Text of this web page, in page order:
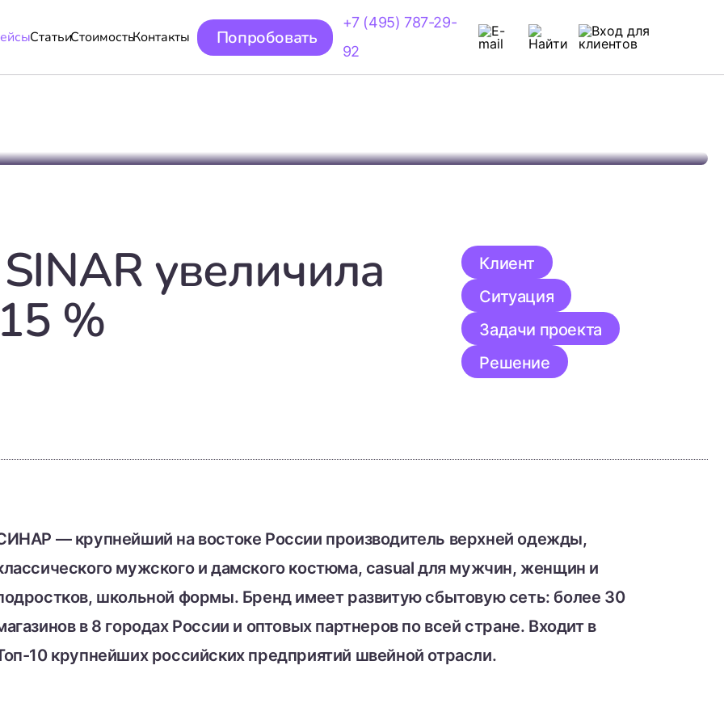
СтатьиСтоимостьКонтакты Попробовать
+7 (495) 787-29-
92
увеличила
%
Клиент
Ситуация
Задачи проекта
Решение
— крупнейший на востоке России производитель верхней одежды,
мужского и дамского костюма, casual для мужчин, женщин и
школьной формы. Бренд имеет развитую сбытовую сеть: более 30
в 8 городах России и оптовых партнеров по всей стране. Входит в
10 крупнейших российских предприятий швейной отрасли.